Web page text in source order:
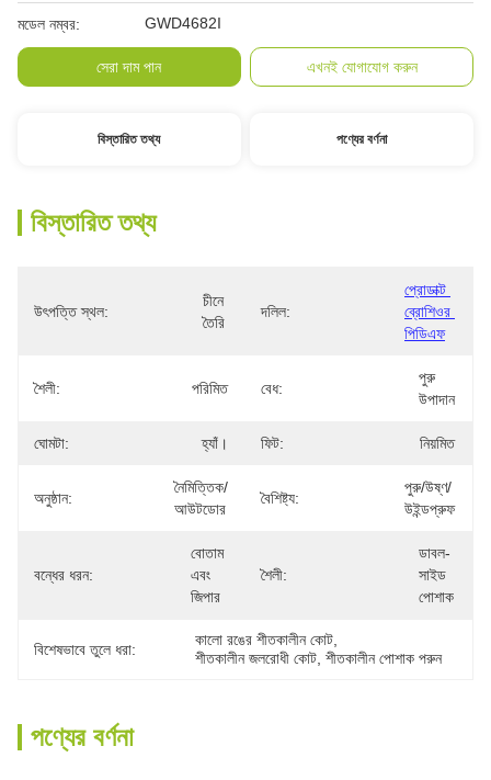
মডেল নম্বর: GWD4682I
সেরা দাম পান এখনই যোগাযোগ করুন
বিস্তারিত তথ্য পণ্যের বর্ণনা
বিস্তারিত তথ্য
উৎপত্তি স্থল:
চীনে
তৈরি
দলিল:
প্রোডাক্ট
ব্রোশিওর
পিডিএফ
শৈলী: পরিমিত বেধ:
পুরু
উপাদান
ঘোমটা: হ্যাঁ। ফিট: নিয়মিত
অনুষ্ঠান:
নৈমিত্তিক/
আউটডোর
বৈশিষ্ট্য:
পুরু/উষ্ণ/
উইন্ডপ্রুফ
বন্ধের ধরন:
বোতাম
এবং
জিপার
শৈলী:
ডাবল-
সাইড
পোশাক
বিশেষভাবে তুলে ধরা:
কালো রঙের শীতকালীন কোট
শীতকালীন জলরোধী কোট , শীতকালীন পোশাক পরুন
পণ্যের বর্ণনা